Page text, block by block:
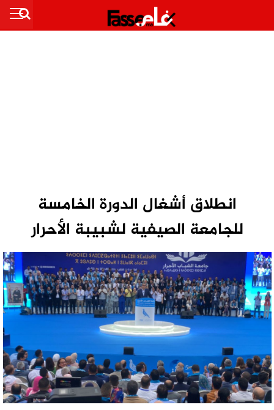
انطلاق أشغال الدورة الخامسة
للجامعة الصيفية لشبيبة الأحرار